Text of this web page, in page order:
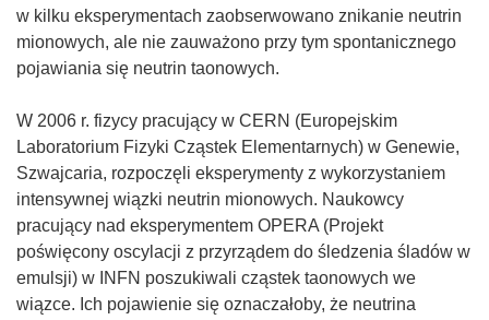
w kilku eksperymentach zaobserwowano znikanie neutrin
mionowych, ale nie zauważono przy tym spontanicznego
pojawiania się neutrin taonowych.
W 2006 r. fizycy pracujący w CERN (Europejskim
Laboratorium Fizyki Cząstek Elementarnych) w Genewie,
Szwajcaria, rozpoczęli eksperymenty z wykorzystaniem
intensywnej wiązki neutrin mionowych. Naukowcy
pracujący nad eksperymentem OPERA (Projekt
poświęcony oscylacji z przyrządem do śledzenia śladów w
emulsji) w INFN poszukiwali cząstek taonowych we
wiązce. Ich pojawienie się oznaczałoby, że neutrina